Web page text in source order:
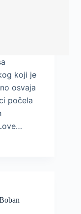
koji je
osvaja
počela